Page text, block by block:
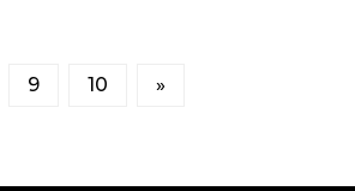
9 10 »